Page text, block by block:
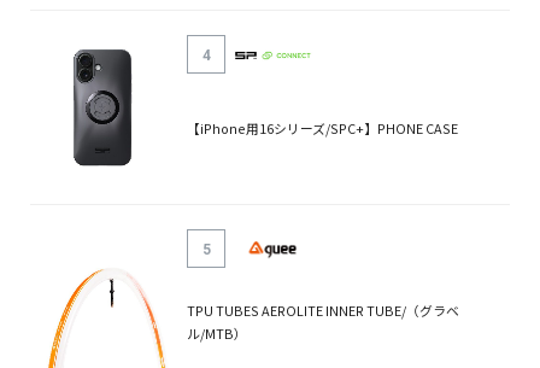
4
【iPhone用16シリーズ/SPC+】PHONE CASE
5
TPU TUBES AEROLITE INNER TUBE/（グラベ
ル/MTB）